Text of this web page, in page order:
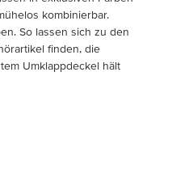
kombinierbar.
So lassen sich zu den
finden, die
Umklappdeckel hält